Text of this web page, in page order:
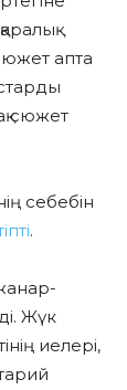
апта
сюжет
себебін
.
Жүк
иелері,